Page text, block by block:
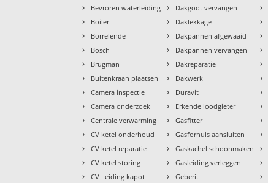
› Bevroren waterleiding
› Boiler
› Borrelende
› Bosch
› Brugman
› Buitenkraan plaatsen
› Camera inspectie
› Camera onderzoek
› Centrale verwarming
› CV ketel onderhoud
› CV ketel reparatie
› CV ketel storing
› CV Leiding kapot
› Dakgoot vervangen
› Daklekkage
› Dakpannen afgewaaid
› Dakpannen vervangen
› Dakreparatie
› Dakwerk
› Duravit
› Erkende loodgieter
› Gasfitter
› Gasfornuis aansluiten
› Gaskachel schoonmaken
› Gasleiding verleggen
› Geberit
›
›
›
›
›
›
›
›
›
›
›
›
›